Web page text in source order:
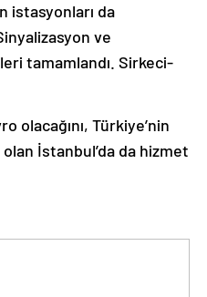
istasyonları da
ve
tamamlandı. Sirkeci-
olacağını, Türkiye’nin
İstanbul’da da hizmet